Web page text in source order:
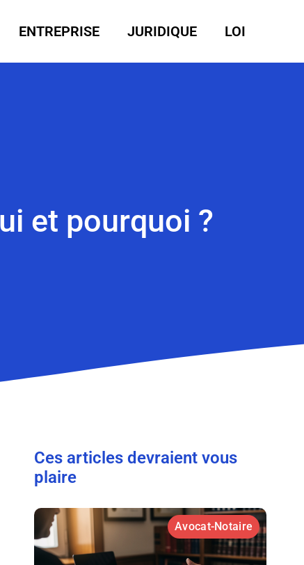
ENTREPRISE JURIDIQUE LOI
et pourquoi ?
Ces articles devraient vous
plaire
Avocat-Notaire